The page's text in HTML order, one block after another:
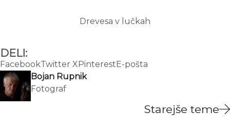
Drevesa v lučkah
DELI:
FacebookTwitter X Pinterest E-pošta
Bojan Rupnik
Fotograf
Starejše teme